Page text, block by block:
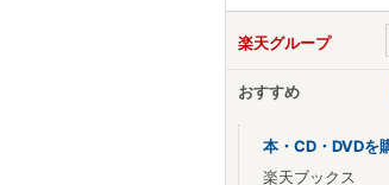
楽天グループ
おすすめ
本・CD・DVDを
楽天ブックス